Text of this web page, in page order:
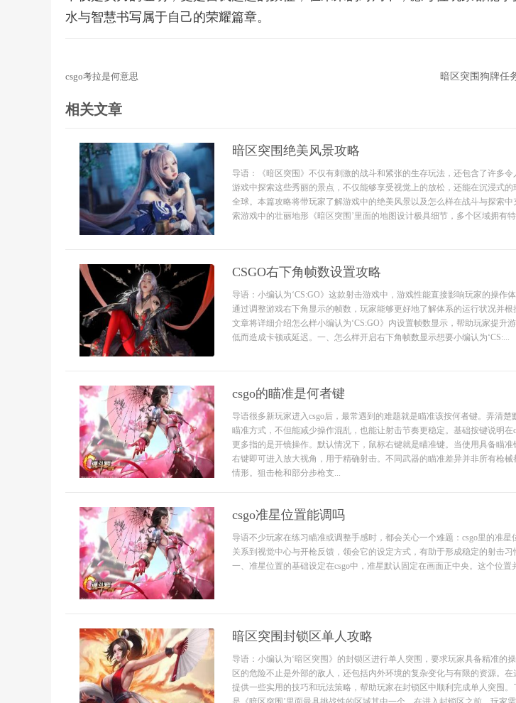
水与智慧书写属于自己的荣耀篇章。
csgo考拉是何意思 暗区突围狗牌任
相关文章
暗区突围绝美风景攻略
导语：《暗区突围》不仅有刺激的战斗和紧张的生存玩法，还包含了许多
游戏中探索这些秀丽的景点，不仅能够享受视觉上的放松，还能在沉浸式
全球。本篇攻略将带玩家了解游戏中的绝美风景以及怎么样在战斗与探索中
索游戏中的壮丽地形《暗区突围’里面的地图设计极具细节，多个区域拥有
CSGO右下角帧数设置攻略
导语：小编认为‘CS:GO》这款射击游戏中，游戏性能直接影响玩家的操作
通过调整游戏右下角显示的帧数，玩家能够更好地了解体系的运行状况并
文章将详细介绍怎么样小编认为‘CS:GO》内设置帧数显示，帮助玩家提升
低而造成卡顿或延迟。一、怎么样开启右下角帧数显示想要小编认为‘CS:...
csgo的瞄准是何者键
导语很多新玩家进入csgo后，最常遇到的难题就是瞄准该按何者键。弄清楚
瞄准方式，不但能减少操作混乱，也能让射击节奏更稳定。基础按键说明在
更多指的是开镜操作。默认情况下，鼠标右键就是瞄准键。当使用具备瞄
右键即可进入放大视角，用于精确射击。不同武器的瞄准差异并非所有枪
情形。狙击枪和部分步枪支...
csgo准星位置能调吗
导语不少玩家在练习瞄准或调整手感时，都会关心一个难题：csgo里的准星
关系到视觉中心与开枪反馈，领会它的设定方式，有助于形成稳定的射击习
一、准星位置的基础设定在csgo中，准星默认固定在画面正中央。这个位置
暗区突围封锁区单人攻略
导语：小编认为‘暗区突围》的封锁区进行单人突围，要求玩家具备精准的
区的危险不止是外部的敌人，还包括内外环境的复杂变化与有限的资源。
提供一些实用的技巧和玩法策略，帮助玩家在封锁区中顺利完成单人突围。